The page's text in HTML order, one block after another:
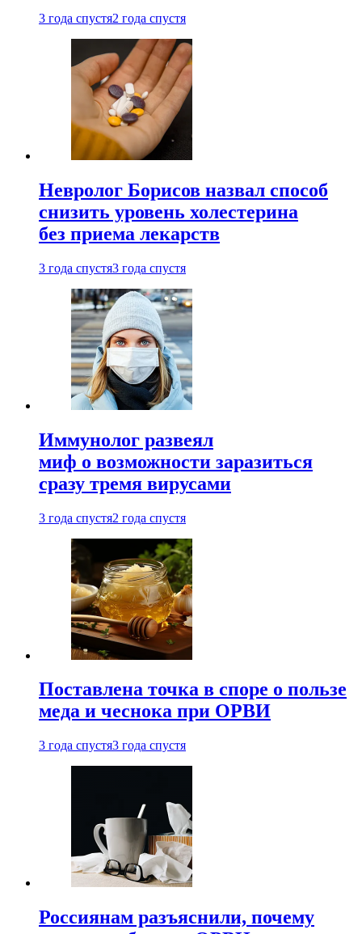
3 года спустя2 года спустя
Невролог Борисов назвал способ
снизить уровень холестерина
без приема лекарств
3 года спустя3 года спустя
Иммунолог развеял
миф о возможности заразиться
сразу тремя вирусами
3 года спустя2 года спустя
Поставлена точка в споре о пользе
меда и чеснока при ОРВИ
3 года спустя3 года спустя
Россиянам разъяснили, почему